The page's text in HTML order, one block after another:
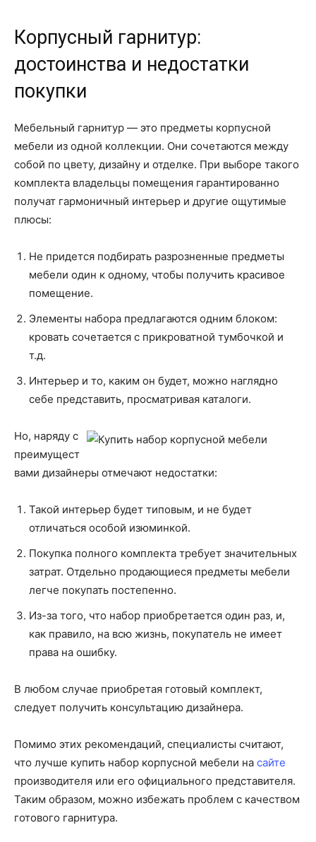
Корпусный гарнитур:
достоинства и недостатки
покупки
Мебельный гарнитур — это предметы корпусной
мебели из одной коллекции. Они сочетаются между
собой по цвету, дизайну и отделке. При выборе такого
комплекта владельцы помещения гарантированно
получат гармоничный интерьер и другие ощутимые
плюсы:
Не придется подбирать разрозненные предметы
мебели один к одному, чтобы получить красивое
помещение.
Элементы набора предлагаются одним блоком:
кровать сочетается с прикроватной тумбочкой и
т.д.
Интерьер и то, каким он будет, можно наглядно
себе представить, просматривая каталоги.
Но, наряду с
преимущест
вами дизайнеры отмечают недостатки:
Такой интерьер будет типовым, и не будет
отличаться особой изюминкой.
Покупка полного комплекта требует значительных
затрат. Отдельно продающиеся предметы мебели
легче покупать постепенно.
Из-за того, что набор приобретается один раз, и,
как правило, на всю жизнь, покупатель не имеет
права на ошибку.
В любом случае приобретая готовый комплект,
следует получить консультацию дизайнера.
Помимо этих рекомендаций, специалисты считают,
что лучше купить набор корпусной мебели на сайте
производителя или его официального представителя.
Таким образом, можно избежать проблем с качеством
готового гарнитура.